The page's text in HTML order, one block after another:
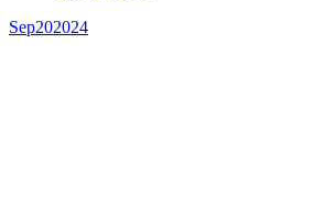
Sep202024